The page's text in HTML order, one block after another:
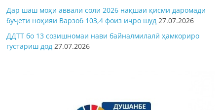
Дар шаш моҳи аввали соли 2026 нақшаи қисми даромади
буҷети ноҳияи Варзоб 103,4 фоиз иҷро шуд 27.07.2026
ДДТТ бо 13 созишномаи нави байналмилалӣ ҳамкориро
густариш дод 27.07.2026